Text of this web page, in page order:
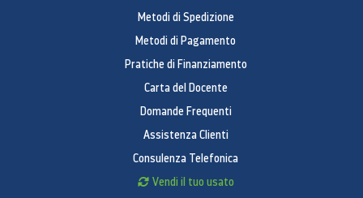
Metodi di Spedizione
Metodi di Pagamento
Pratiche di Finanziamento
Carta del Docente
Domande Frequenti
Assistenza Clienti
Consulenza Telefonica
Vendi il tuo usato